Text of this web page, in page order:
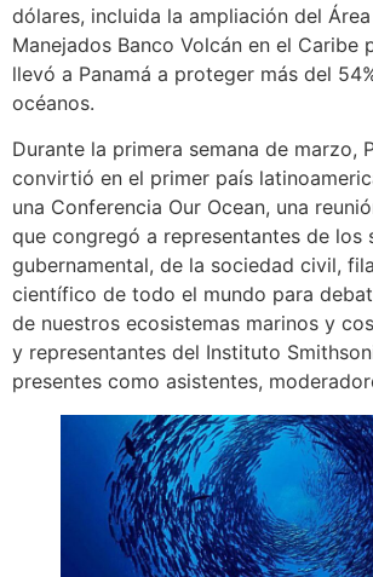
dólares, incluida la ampliación del
Manejados Banco Volcán en el Caribe
llevó a Panamá a proteger más del
océanos.
Durante la primera semana de marzo,
convirtió en el primer país
una Conferencia Our Ocean, una
que congregó a representantes de los
gubernamental, de la sociedad civil,
científico de todo el mundo para
de nuestros ecosistemas marinos y
y representantes del Instituto
presentes como asistentes,